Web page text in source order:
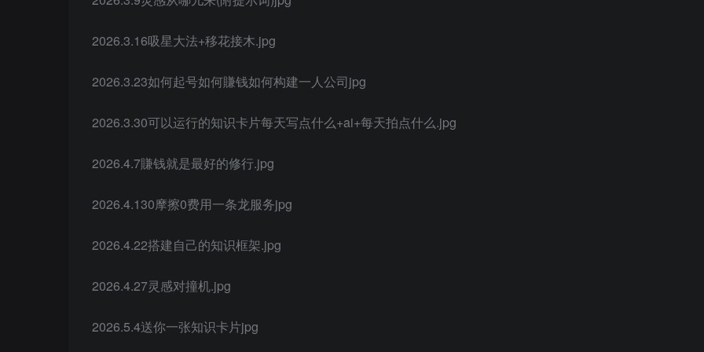
2026.3.16吸星大法+移花接木.jpg
2026.3.23如何起号如何賺钱如何构建一人公司jpg
2026.3.30可以运行的知识卡片每天写点什么+ai+每天拍点什么.jpg
2026.4.7賺钱就是最好的修行.jpg
2026.4.130摩擦0费用一条龙服务jpg
2026.4.22搭建自己的知识框架.jpg
2026.4.27灵感对撞机.jpg
2026.5.4送你一张知识卡片jpg